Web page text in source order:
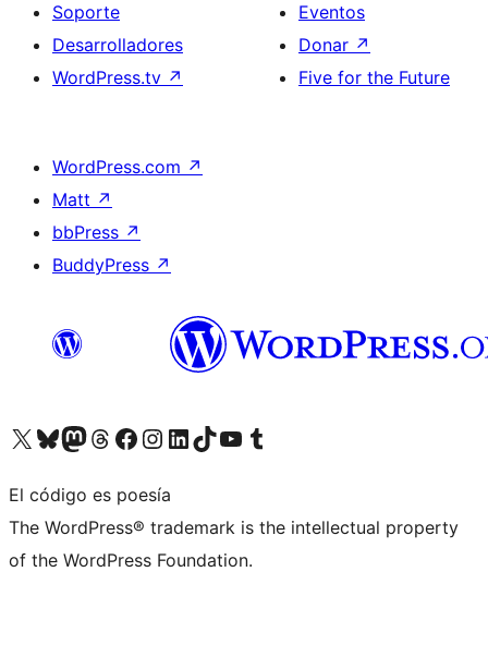
Soporte
Desarrolladores
WordPress.tv ↗
Eventos
Donar ↗
Five for the Future
WordPress.com ↗
Matt ↗
bbPress ↗
BuddyPress ↗
Visita nuestra cuenta de X (anteriormente Twitter)
Visita nuestra cuenta de Bluesky
Visita nuestra cuenta de Mastodon
Visita nuestra cuenta de Threads
Visita nuestra página de Facebook
Visita nuestra cuenta de Instagram
Visita nuestra cuenta de LinkedIn
Visita nuestra cuenta de TikTok
Visita nuestro canal de YouTube
Visita nuestra cuenta de Tumblr
El código es poesía
The WordPress® trademark is the intellectual property
of the WordPress Foundation.